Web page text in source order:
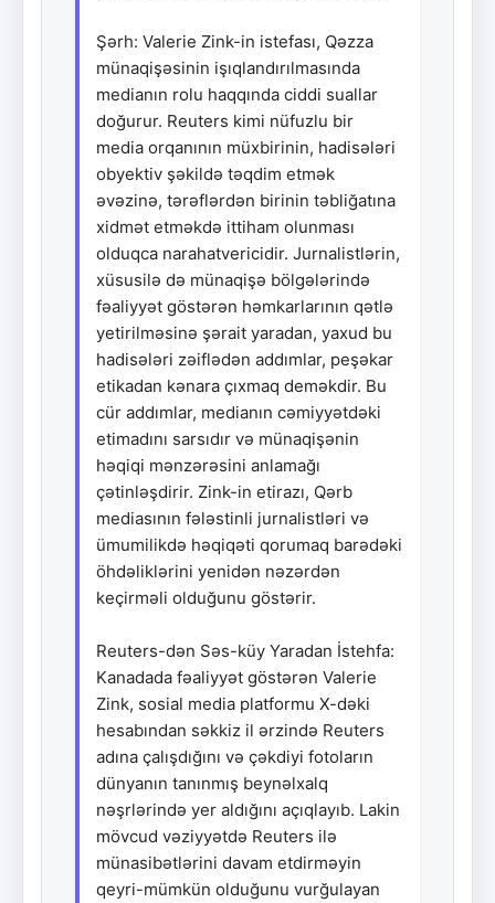
Şərh: Valerie Zink-in istefası, Qəzza
münaqişəsinin işıqlandırılmasında
medianın rolu haqqında ciddi suallar
doğurur. Reuters kimi nüfuzlu bir
media orqanının müxbirinin, hadisələri
obyektiv şəkildə təqdim etmək
əvəzinə, tərəflərdən birinin təbliğatına
xidmət etməkdə ittiham olunması
olduqca narahatvericidir. Jurnalistlərin,
xüsusilə də münaqişə bölgələrində
fəaliyyət göstərən həmkarlarının qətlə
yetirilməsinə şərait yaradan, yaxud bu
hadisələri zəiflədən addımlar, peşəkar
etikadan kənara çıxmaq deməkdir. Bu
cür addımlar, medianın cəmiyyətdəki
etimadını sarsıdır və münaqişənin
həqiqi mənzərəsini anlamağı
çətinləşdirir. Zink-in etirazı, Qərb
mediasının fələstinli jurnalistləri və
ümumilikdə həqiqəti qorumaq barədəki
öhdəliklərini yenidən nəzərdən
keçirməli olduğunu göstərir.
Reuters-dən Səs-küy Yaradan İstehfa:
Kanadada fəaliyyət göstərən Valerie
Zink, sosial media platformu X-dəki
hesabından səkkiz il ərzində Reuters
adına çalışdığını və çəkdiyi fotoların
dünyanın tanınmış beynəlxalq
nəşrlərində yer aldığını açıqlayıb. Lakin
mövcud vəziyyətdə Reuters ilə
münasibətlərini davam etdirməyin
qeyri-mümkün olduğunu vurğulayan